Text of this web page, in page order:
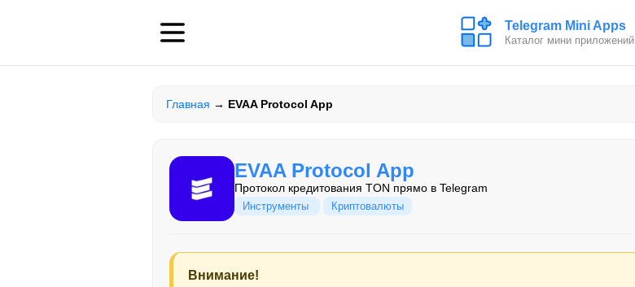
Telegram Mini Apps
Каталог мини приложений
Главная → EVAA Protocol App
EVAA Protocol App
Протокол кредитования TON прямо в Telegram
Инструменты Криптовалюты
Внимание!